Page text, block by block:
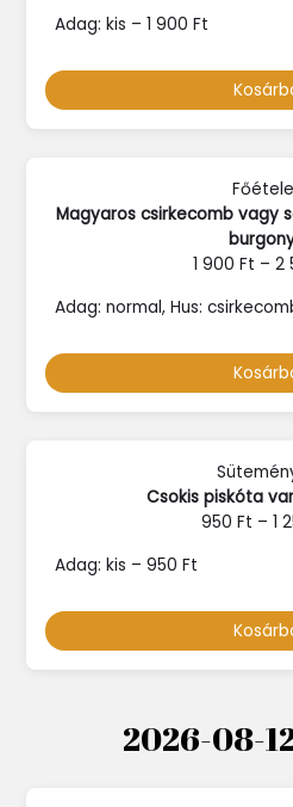
Magyaros csirkecomb vagy
1 900 Ft – 2
Csokis piskóta
950 Ft – 1
2026-08-